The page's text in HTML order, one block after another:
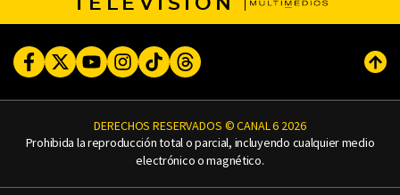
FacebookTwitterYoutubeInstagram
TikTokThreads
DERECHOS RESERVADOS © CANAL 6 2026
Prohibida la reproducción total o parcial, incluyendo cualquier medio
electrónico o magnético.